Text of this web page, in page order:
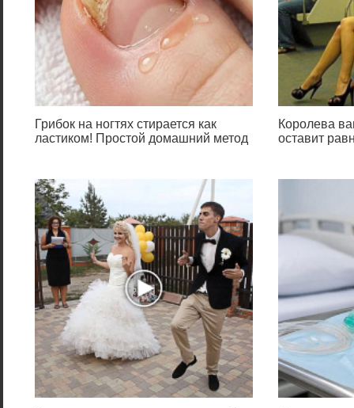
Грибок на ногтях стирается как
ластиком! Простой домашний метод
Королева
оставит